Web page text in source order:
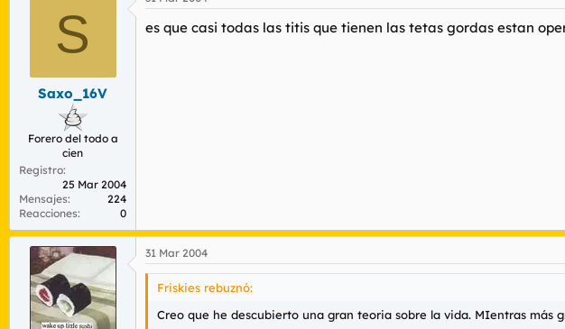
S
Saxo_16V
Forero del todo a
cien
Registro
25 Mar 2004
Mensajes
224
Reacciones
0
es que casi todas las titis que tienen las tetas gordas estan
31 Mar 2004
Friskies rebuznó:
Creo que he descubierto una gran teoria sobre la vida. MIentras más